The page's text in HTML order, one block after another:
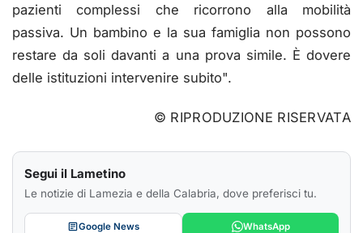
pazienti complessi che ricorrono alla mobilità
passiva. Un bambino e la sua famiglia non possono
restare da soli davanti a una prova simile. È dovere
delle istituzioni intervenire subito".
© RIPRODUZIONE RISERVATA
Segui il Lametino
Le notizie di Lamezia e della Calabria, dove preferisci tu.
Google News WhatsApp